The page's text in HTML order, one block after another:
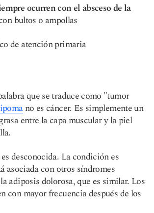
ocurren con el absceso de la
bultos o ampollas
de atención primaria
que se traduce como "tumor
no es cáncer. Es simplemente un
entre la capa muscular y la piel
desconocida. La condición es
asociada con otros síndromes
adiposis dolorosa, que es similar. Los
con mayor frecuencia después de los